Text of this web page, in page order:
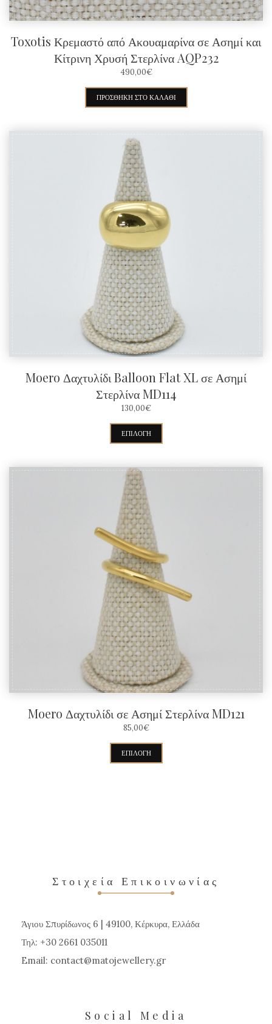
Toxotis Κρεμαστό από Ακουαμαρίνα σε Ασημί και
Κίτρινη Χρυσή Στερλίνα AQP232
490,00€
ΠΡΟΣΘΉΚΗ ΣΤΟ ΚΑΛΆΘΙ
Moero Δαχτυλίδι Balloon Flat XL σε Ασημί
Στερλίνα MD114
130,00€
ΕΠΙΛΟΓΉ
προϊόν
επιλογές
μπορούν
να
επιλεγούν
στη
σελίδα
του
προϊόντος
Moero Δαχτυλίδι σε Ασημί Στερλίνα MD121
85,00€
ΕΠΙΛΟΓΉ
επιλογές
μπορούν
Στοιχεία Επικοινωνίας
Άγιου Σπυρίδωνος 6 | 49100, Κέρκυρα, Ελλάδα
Τηλ: +30 2661 035011
Email: contact matojewellery gr
Social Media